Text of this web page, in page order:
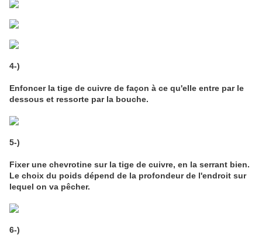
4-)
Enfoncer la tige de cuivre de façon à ce qu'elle entre par le
dessous et ressorte par la bouche.
5-)
Fixer une chevrotine sur la tige de cuivre, en la serrant bien.
Le choix du poids dépend de la profondeur de l'endroit sur
lequel on va pêcher.
6-)